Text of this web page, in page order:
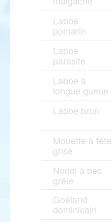
Labbe
pomarin
Labbe
parasite
Labbe à
longue queue
Labbe brun
Mouette à tête
grise
Noddi à bec
grêle
Goéland
dominicain